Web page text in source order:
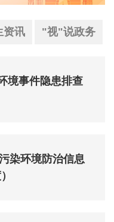
资讯 "视"说政务
境事件隐患排查
染环境防治信息